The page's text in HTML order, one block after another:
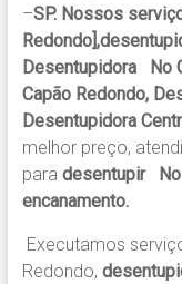
–SP. Nossos
Desentupidora No
Capão Redondo,
Desentupidora
melhor preço,
para desentupir No
encanamento.
Executamos
Redondo,